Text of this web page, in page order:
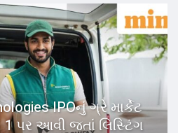
IPOનું ગ્રે માર્કેટ
પર આવી જતાં લિસ્ટિંગ